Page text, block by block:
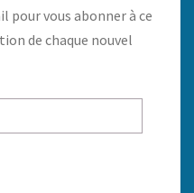
pour vous abonner à ce
de chaque nouvel